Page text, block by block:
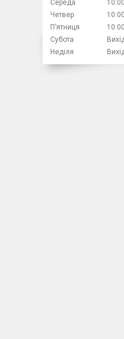
Середа
10:00
Четвер
10:00
Пʼятниця
10:00
Субота
Неділя